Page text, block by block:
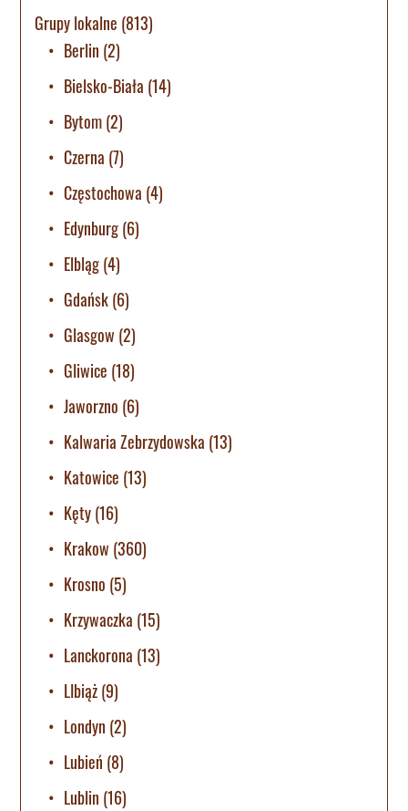
Grupy lokalne (813)
Berlin (2)
Bielsko-Biała (14)
Bytom(2)
Czerna (7)
Częstochowa (4)
Edynburg(6)
Elbląg(4)
Gdańsk(6)
Glasgow (2)
Gliwice (18)
Jaworzno (6)
Kalwaria Zebrzydowska (13)
Katowice (13)
Kęty(16)
Krakow (360)
Krosno (5)
Krzywaczka (15)
Lanckorona (13)
LIbiąż(9)
Londyn (2)
Lubień (8)
Lublin (16)